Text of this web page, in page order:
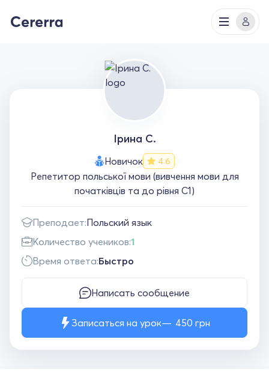
Ірина С.
Новичок 4.6
Репетитор польської мови (вивчення мови для
початківців та до рівня С1)
Преподает:Польский язык
Количество учеников:1
Время ответа:Быстро
Написать сообщение
Записаться на урок 450 грн